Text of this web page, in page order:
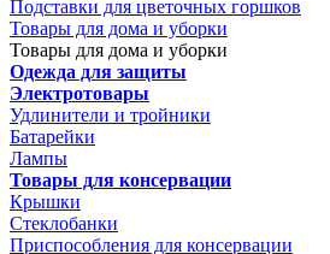
Подставки для цветочных горшков
Товары для дома и уборки
Товары для дома и уборки
Одежда для защиты
Электротовары
Удлинители и тройники
Батарейки
Лампы
Товары для консервации
Крышки
Стеклобанки
Приспособления для консервации